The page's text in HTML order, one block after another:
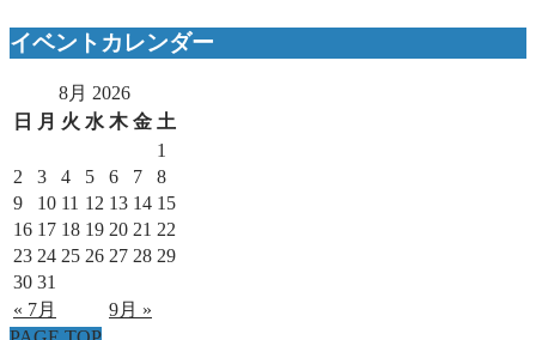
イベントカレンダー
8月 2026
日
月 火 水 木 金 土
1
2
3 4 5 6 7
8
9
10 11 12 13 14 15
16 17 18 19 20 21 22
23 24 25 26 27 28 29
30 31
« 7月
9月 »